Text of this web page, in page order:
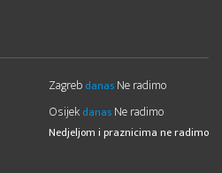
Zagreb danas Ne radimo
Osijek danas Ne radimo
Nedjeljom i praznicima ne radimo